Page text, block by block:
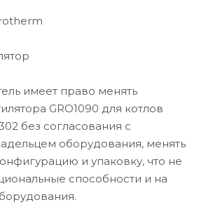
имеет право менять
GRO1090 для котлов
без согласования с
оборудования, менять
и упаковку, что не
способности и на